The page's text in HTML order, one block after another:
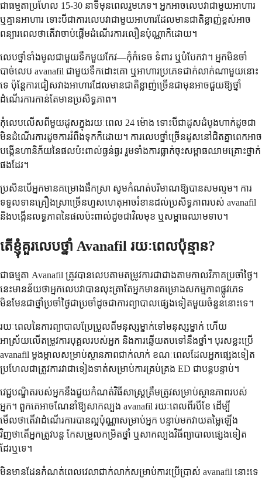
ជាធម្មតាប្រហែល 15-30 នាទីមុនពេលរួមភេទ។ អ្នកអាចលេបវាជាមួយអាហារ
ឬគ្មានអាហារ ទោះបីជាការលេបវាជាមួយអាហារដែលមានជាតិខ្លាញ់ខ្ពស់អាច
ពន្យារពេលថាតើវាចាប់ផ្តើមដំណើរការលឿនប៉ុណ្ណាក៏ដោយ។
លេបថ្នាំទាំងមូលជាមួយទឹកមួយកែវ—កុំកំទេច ទំពារ ឬបំបែកវា។ អ្នកមិនចាំ
បាច់លេប avanafil ជាមួយទឹកដោះគោ ឬអាហារប្រភេទជាក់លាក់ណាមួយនោះ
ទេ ប៉ុន្តែការជៀសវាងអាហារដែលមានជាតិខ្លាញ់ច្រើនជាមុនអាចជួយឱ្យថ្នាំ
ដំណើរការកាន់តែមានប្រសិទ្ធភាព។
កុំលេបលើសពីមួយដូសក្នុងរយៈពេល 24 ម៉ោង ទោះបីជាដូសដំបូងហាក់ដូចជា
មិនដំណើរការដូចការរំពឹងទុកក៏ដោយ។ ការលេបថ្នាំច្រើនដូសនៅជិតគ្នាពេកអាច
បង្កើនហានិភ័យនៃផលប៉ះពាល់ធ្ងន់ធ្ងរ រួមទាំងការធ្លាក់ចុះសម្ពាធឈាមគ្រោះថ្នាក់
ផងដែរ។
ប្រសិនបើអ្នកមានគម្រោងផឹកស្រា សូមកំណត់បរិមាណឱ្យបានសមល្មម។ ការ
ទទួលទានគ្រឿងស្រាច្រើនហួសហេតុអាចរំខានដល់ប្រសិទ្ធភាពរបស់ avanafil
និងបង្កើនលទ្ធភាពនៃផលប៉ះពាល់ដូចជាវិលមុខ ឬសម្ពាធឈាមទាប។
តើខ្ញុំគួរលេបថ្នាំ Avanafil រយៈពេលប៉ុន្មាន?
ជាធម្មតា Avanafil ត្រូវបានលេបតាមតម្រូវការជាជាងតាមកាលវិភាគប្រចាំថ្ងៃ។
នេះមានន័យថាអ្នកលេបវាបានលុះត្រាតែអ្នកមានគម្រោងសកម្មភាពផ្លូវភេទ
មិនមែនជាថ្នាំប្រចាំថ្ងៃជាប្រចាំដូចជាការព្យាបាលផ្សេងទៀតមួយចំនួននោះទេ។
រយៈពេលនៃការព្យាបាលប្រែប្រួលពីមនុស្សម្នាក់ទៅមនុស្សម្នាក់ ហើយ
អាស្រ័យលើតម្រូវការបុគ្គលរបស់អ្នក និងការឆ្លើយតបទៅនឹងថ្នាំ។ បុរសខ្លះប្រើ
avanafil ម្ដងម្កាលសម្រាប់ស្ថានភាពជាក់លាក់ ខណៈពេលដែលអ្នកផ្សេងទៀត
ប្រហែលជាត្រូវការវាជាទៀងទាត់សម្រាប់ការគ្រប់គ្រង ED ជាបន្តបន្ទាប់។
វេជ្ជបណ្ឌិតរបស់អ្នកនឹងជួយកំណត់វិធីសាស្រ្តត្រឹមត្រូវសម្រាប់ស្ថានភាពរបស់
អ្នក។ ពួកគេអាចណែនាំឱ្យសាកល្បង avanafil រយៈពេលពីរបីខែ ដើម្បី
មើលថាតើវាដំណើរការបានល្អប៉ុណ្ណាសម្រាប់អ្នក បន្ទាប់មកវាយតម្លៃឡើង
វិញថាតើអ្នកត្រូវបន្ត កែសម្រួលកម្រិតថ្នាំ ឬសាកល្បងវិធីព្យាបាលផ្សេងទៀត
ដែរឬទេ។
មិនមានដែនកំណត់ពេលវេលាជាក់លាក់សម្រាប់ការប្រើប្រាស់ avanafil នោះទេ